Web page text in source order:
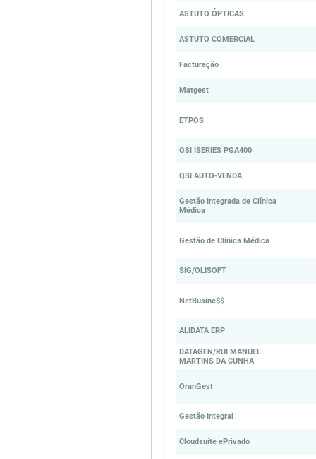
ASTUTO ÓPTICAS
ASTUTO COMERCIAL
Facturação
Matgest
ETPOS
QSI ISERIES PGA400
QSI AUTO-VENDA
Gestão Integrada de Clínica
Médica
Gestão de Clínica Médica
SIG/OLISOFT
NetBusine$$
ALIDATA ERP
DATAGEN/RUI MANUEL
MARTINS DA CUNHA
OranGest
Gestão Integral
Cloudsuite ePrivado